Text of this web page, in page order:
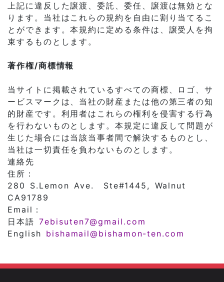
上記に違反した譲渡、委託、委任、譲渡は無効とな
ります。当社はこれらの規約を自由に割り当てるこ
とができます。本規約に定める条件は、譲受人を拘
束するものとします。
著作権/商標情報
当サイトに掲載されているすべての商標、ロゴ、サ
ービスマークは、当社の財産または他の第三者の知
的財産です。利用者はこれらの権利を侵害する行為
を行わないものとします。本規定に違反して問題が
生じた場合には当該当事者間で解決するものとし、
当社は一切責任を負わないものとします。
連絡先
住所：
280 S.Lemon Ave. Ste#1445, Walnut
CA91789
Email：
日本語7ebisuten7@gmail.com
English bishamail@bishamon-ten.com